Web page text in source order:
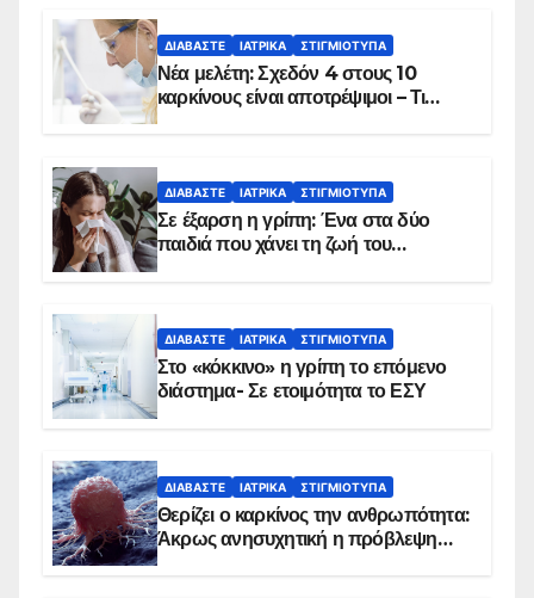
ΔΙΑΒΆΣΤΕ ΙΑΤΡΙΚΆ ΣΤΙΓΜΙΌΤΥΠΑ
Νέα μελέτη: Σχεδόν 4 στους 10
καρκίνους είναι αποτρέψιμοι – Τι
ΔΙΑΒΆΣΤΕ ΙΑΤΡΙΚΆ ΣΤΙΓΜΙΌΤΥΠΑ
Σε έξαρση η γρίπη: Ένα στα δύο
παιδιά που χάνει τη ζωή του
ΔΙΑΒΆΣΤΕ ΙΑΤΡΙΚΆ ΣΤΙΓΜΙΌΤΥΠΑ
Στο «κόκκινο» η γρίπη το επόμενο
διάστημα- Σε ετοιμότητα το ΕΣΥ
ΔΙΑΒΆΣΤΕ ΙΑΤΡΙΚΆ ΣΤΙΓΜΙΌΤΥΠΑ
Θερίζει ο καρκίνος την ανθρωπότητα:
Άκρως ανησυχητική η πρόβλεψη…